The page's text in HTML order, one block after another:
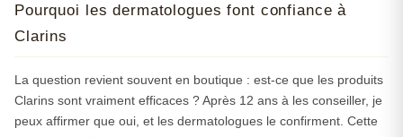
que le Supra-Sérum Haute Exigence répond
aux attentes des peaux matures qui ne
aussi que beaucoup de clientes commencent
par un produit et finissent par adopter toute une
routine — c'est révélateur de la confiance que
Pourquoi les dermatologues font confiance à
Clarins
La question revient souvent en boutique : est-ce que les produits
Clarins sont vraiment efficaces ? Après 12 ans à les conseiller, je
peux affirmer que oui, et les dermatologues le confirment. Cette